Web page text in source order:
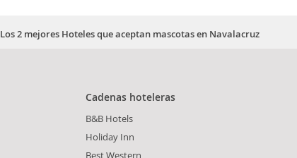
Los 2 mejores Hoteles que aceptan mascotas en Navalacruz
Cadenas hoteleras
B&B Hotels
Holiday Inn
Best Western